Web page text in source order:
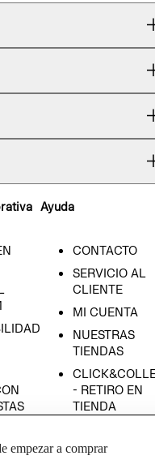
Ayuda
CONTACTO
SERVICIO AL
CLIENTE
MI CUENTA
NUESTRAS
TIENDAS
- RETIRO EN
TIENDA
CONDICIONES
empezar a comprar